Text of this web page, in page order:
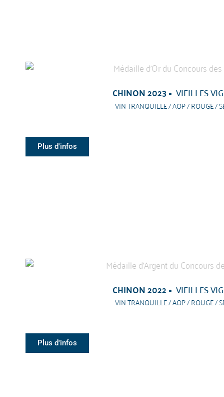
CHINON 2023 VIEILLES
VIN TRANQUILLE / AOP / ROUGE /
Plus d'infos
CHINON 2022 VIEILLES
VIN TRANQUILLE / AOP / ROUGE /
Plus d'infos